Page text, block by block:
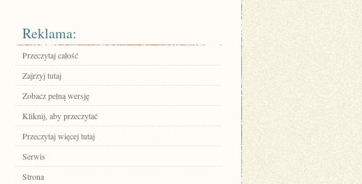
Reklama:
Przeczytaj całość
Zajrzyj tutaj
Zobacz pełną wersję
Kliknij, aby przeczytać
Przeczytaj więcej tutaj
Serwis
Strona